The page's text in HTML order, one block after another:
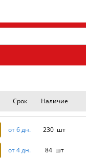
Срок Наличие
от 6 дн. 230 шт
от 4 дн. 84 шт